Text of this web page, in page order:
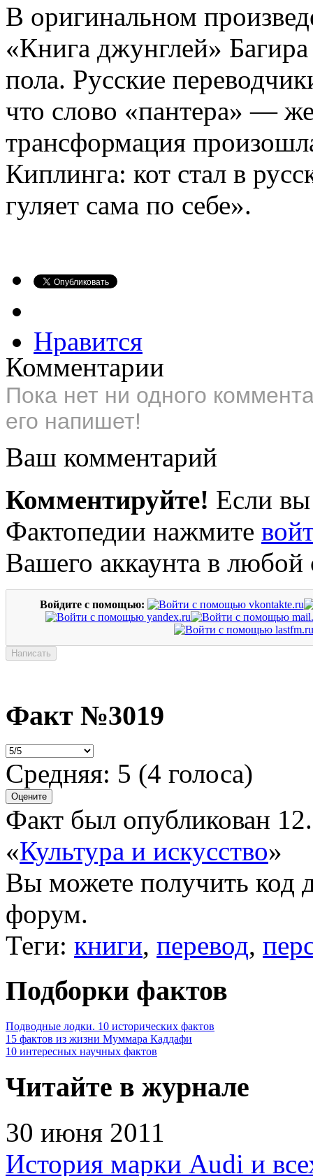
В оригинальном
«Книга джунглей»
пола. Русские
что слово «пантера» —
трансформация
Киплинга: кот стал в
гуляет сама по себе».
Нравится
Комментарии
Пока нет ни одного
его напишет!
Ваш комментарий
Комментируйте! Если вы
Фактопедии нажмите
Вашего аккаунта в любой
Войдите с помощью:
Факт №3019
Средняя: 5 (4 голоса)
Факт был опубликован
«Культура и искусство»
Вы можете получить код
форум.
Теги: книги, перевод,
Подборки фактов
Подводные лодки. 10 исторических фактов
15 фактов из жизни Муммара Каддафи
10 интересных научных фактов
Читайте в журнале
30 июня 2011
История марки Audi и